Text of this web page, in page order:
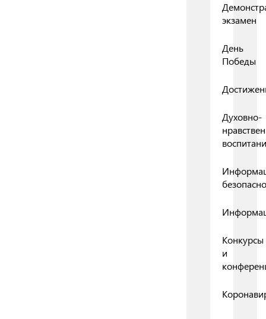
экзамен
День
Победы
Духовно-
Конкурсы
и